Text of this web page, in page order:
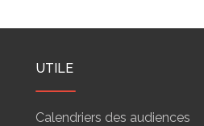
UTILE
Calendriers des audiences